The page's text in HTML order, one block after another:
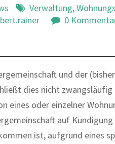
Verwaltung,
0
und der
dies nicht
eines oder einzelner
auf
ist, aufgrund eines